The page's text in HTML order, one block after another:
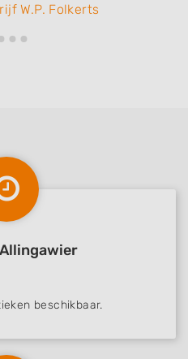
W.P. Folkerts
beschikbaar.